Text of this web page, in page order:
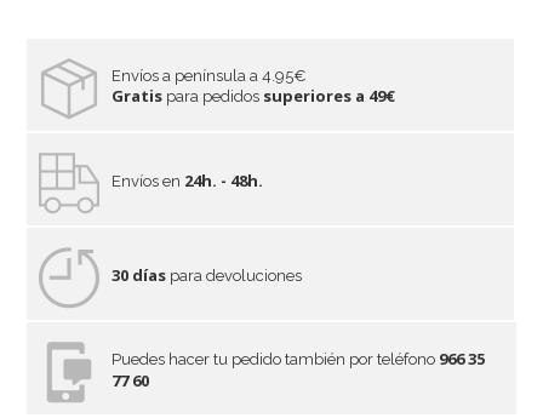
Envíos a península a 4.95€
Gratis para pedidos superiores a 49€
Envíos en 24h. - 48h.
30 días para devoluciones
Puedes hacer tu pedido también por teléfono 966 35
77 60